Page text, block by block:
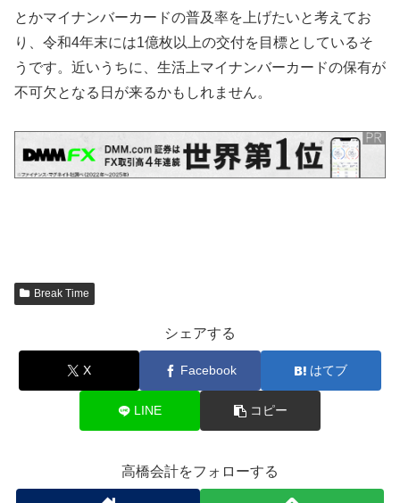
とかマイナンバーカードの普及率を上げたいと考えてお
り、令和4年末には1億枚以上の交付を目標としているそ
うです。近いうちに、生活上マイナンバーカードの保有が
不可欠となる日が来るかもしれません。
Break Time
シェアする
X Facebook はてブ
LINE コピー
高橋会計をフォローする